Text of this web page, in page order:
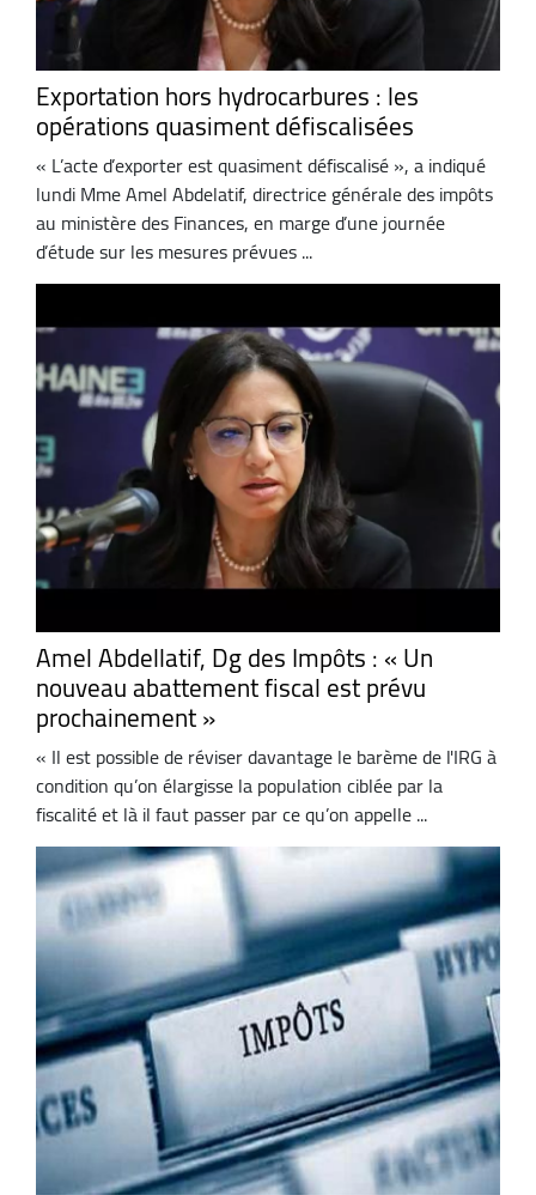
Exportation hors hydrocarbures : les
opérations quasiment défiscalisées
« L’acte d’exporter est quasiment défiscalisé », a indiqué
lundi Mme Amel Abdelatif, directrice générale des impôts
au ministère des Finances, en marge d’une journée
d’étude sur les mesures prévues ...
Amel Abdellatif, Dg des Impôts : « Un
nouveau abattement fiscal est prévu
prochainement »
« Il est possible de réviser davantage le barème de l'IRG à
condition qu’on élargisse la population ciblée par la
fiscalité et là il faut passer par ce qu’on appelle ...